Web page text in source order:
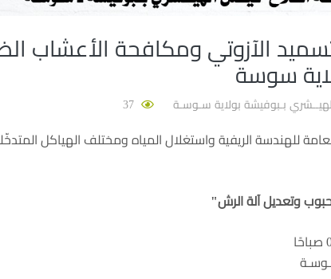
الآزوتي ومكافحة الأعشاب
سوسة
بـبوفيشة بولاية سـوسـة
للهندسة الريفية واستغلال المياه ومختلف الهياكل
وتعديل آلة الرش"